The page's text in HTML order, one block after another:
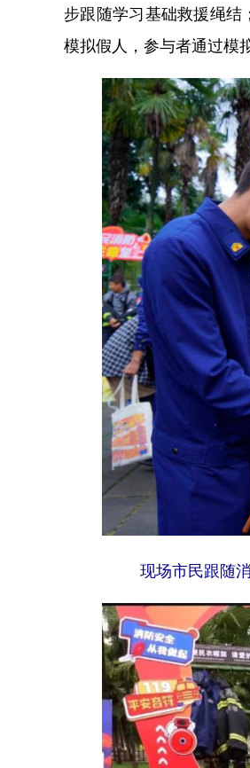
步跟随学习基础救援绳
模拟假人，参与者通过模
现场市民跟随